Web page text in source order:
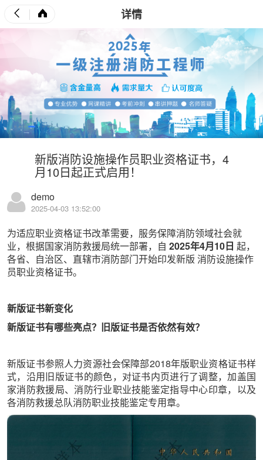
详情
新版消防设施操作员职业资格证书，4
月10日起正式启用！
demo
2025-04-03 13:52:00
为适应职业资格证书改革需要，服务保障消防领域社会就
业，根据国家消防救援局统一部署，自 2025年4月10日 起，
各省、自治区、直辖市消防部门开始印发新版 消防设施操作
员职业资格证书。
新版证书新变化
新版证书有哪些亮点？旧版证书是否依然有效？
新版证书参照人力资源社会保障部2018年版职业资格证书样
式，沿用旧版证书的颜色，对证书内页进行了调整，加盖国
家消防救援局、消防行业职业技能鉴定指导中心印章，以及
各消防救援总队消防职业技能鉴定专用章。